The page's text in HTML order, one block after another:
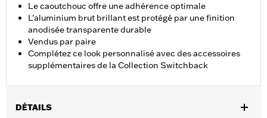
Le caoutchouc offre une adhérence optimale
L'aluminium brut brillant est protégé par une finition
anodisée transparente durable
Vendus par paire
Complétez ce look personnalisé avec des accessoires
supplémentaires de la Collection Switchback
DÉTAILS